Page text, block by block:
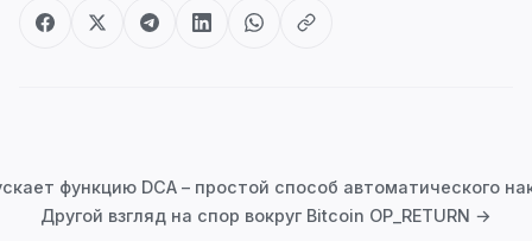
функцию DCA – простой способ автоматического
Другой взгляд на спор вокруг Bitcoin OP_RETURN →